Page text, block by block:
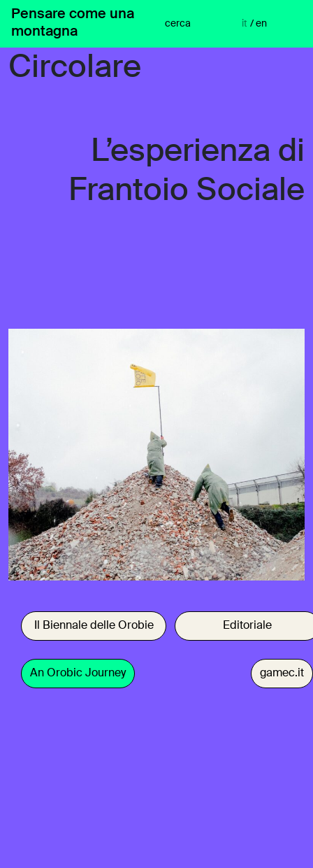
VaiPensare come una
montagna
cerca / en
it
Il Biennale delle Orobie Editoriale
An Orobic Journey gamec.it
Verso un Design
Circolare
L’esperienza di
Frantoio Sociale